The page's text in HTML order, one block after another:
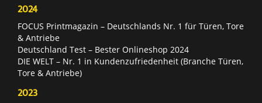
2024
FOCUS Printmagazin – Deutschlands Nr. 1 für Türen, Tore
& Antriebe
Deutschland Test – Bester Onlineshop 2024
DIE WELT – Nr. 1 in Kundenzufriedenheit (Branche Türen,
Tore & Antriebe)
2023